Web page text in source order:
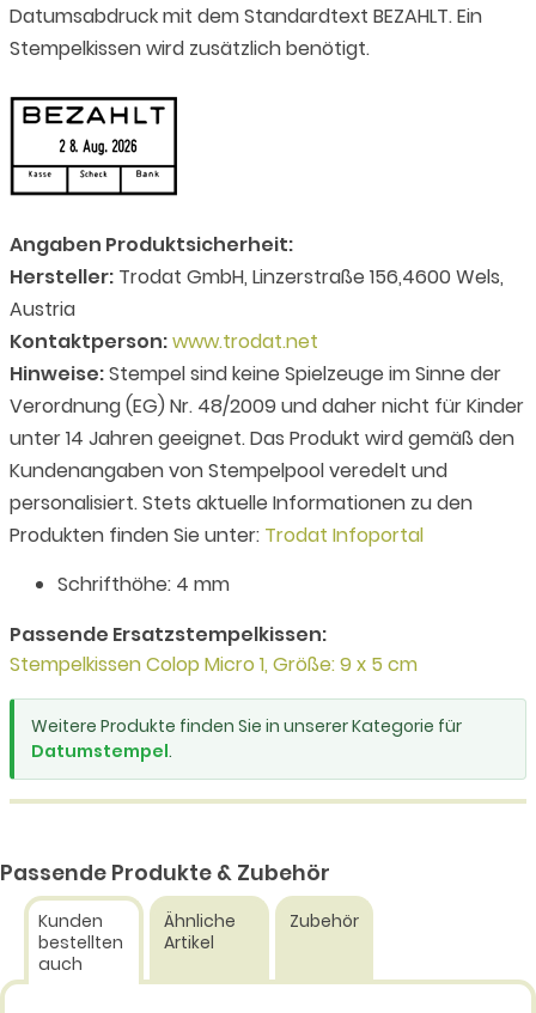
Datumsabdruck mit dem Standardtext BEZAHLT. Ein
Stempelkissen wird zusätzlich benötigt.
Angaben Produktsicherheit:
Hersteller: Trodat GmbH, Linzerstraße 156,4600 Wels,
Austria
Kontaktperson:www.trodat.net
Hinweise:Stempel sind keine Spielzeuge im Sinne der
Verordnung (EG) Nr. 48/2009 und daher nicht für Kinder
unter 14 Jahren geeignet. Das Produkt wird gemäß den
Kundenangaben von Stempelpool veredelt und
personalisiert. Stets aktuelle Informationen zu den
Produkten finden Sie unter: Trodat Infoportal
Schrifthöhe: 4 mm
Passende Ersatzstempelkissen:
Stempelkissen Colop Micro 1, Größe: 9 x 5 cm
Weitere Produkte finden Sie in unserer Kategorie für
Datumstempel.
Passende Produkte & Zubehör
Kunden
bestellten
auch
Ähnliche
Artikel
Zubehör